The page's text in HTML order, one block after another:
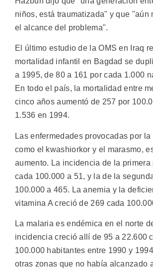
niños, está traumatizada" y que "aún
el alcance del problema".
El último estudio de la OMS en Iraq
mortalidad infantil en Bagdad se
a 1995, de 80 a 161 por cada 1.000
En todo el país, la mortalidad entre
cinco años aumentó de 257 por
1.536 en 1994.
Las enfermedades provocadas por
como el kwashiorkor y el marasmo,
aumento. La incidencia de la primera
cada 100.000 a 51, y la de la
100.000 a 465. La anemia y la
vitamina A creció de 269 cada
La malaria es endémica en el norte
incidencia creció allí de 95 a 22.600
100.000 habitantes entre 1990 y
otras zonas que no había alcanzado